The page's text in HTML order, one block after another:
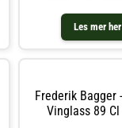
Les mer her
kan brukes til mye
eksempel til å op
Frederik Bagger
Vinglass 89